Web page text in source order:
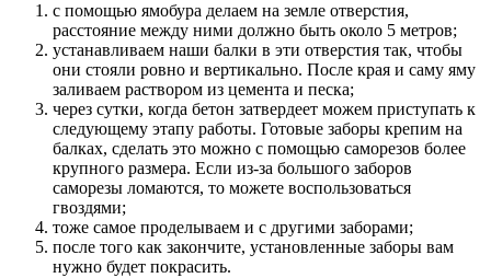
с помощью ямобура делаем на земле отверстия,
расстояние между ними должно быть около 5 метров;
устанавливаем наши балки в эти отверстия так, чтобы
они стояли ровно и вертикально. После края и саму яму
заливаем раствором из цемента и песка;
через сутки, когда бетон затвердеет можем приступать к
следующему этапу работы. Готовые заборы крепим на
балках, сделать это можно с помощью саморезов более
крупного размера. Если из-за большого заборов
саморезы ломаются, то можете воспользоваться
гвоздями;
тоже самое проделываем и с другими заборами;
после того как закончите, установленные заборы вам
нужно будет покрасить.